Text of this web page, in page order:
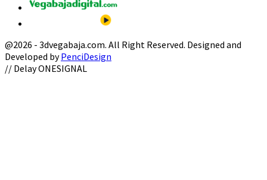
@2026 - 3dvegabaja.com. All Right Reserved. Designed and
Developed byPenciDesign
Facebook
Twitter
Instagram
Youtube
Email
// Delay ONESIGNAL